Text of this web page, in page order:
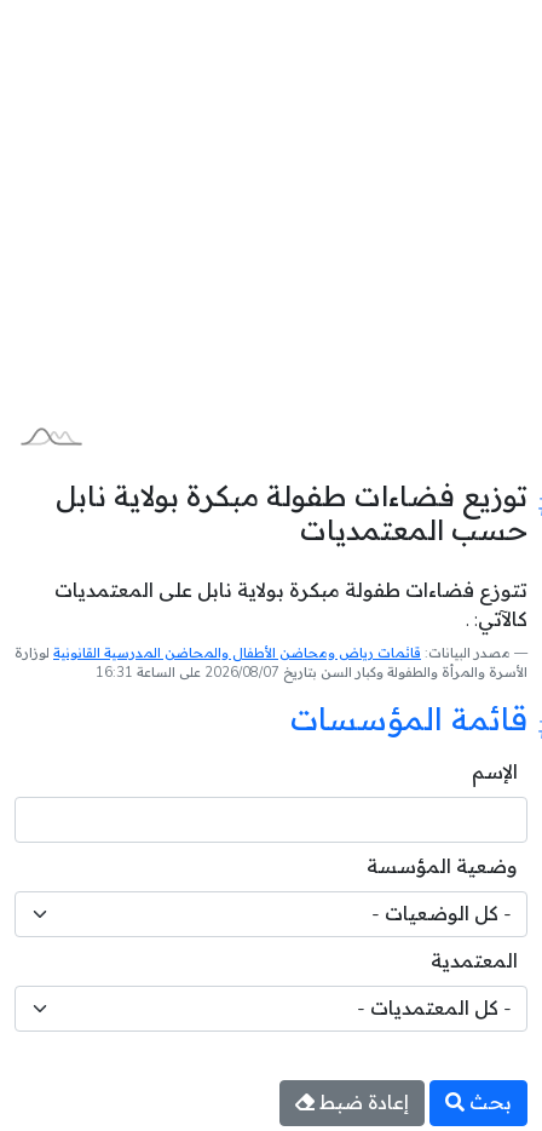
توزيع فضاءات طفولة مبكرة بولاية نابل
حسب المعتمديات
تتوزع فضاءات طفولة مبكرة بولاية نابل على المعتمديات
كالآتي: .
مصدر البيانات: قائمات رياض ومحاضن الأطفال والمحاضن المدرسية القانونية لوزارة
الأسرة والمرأة والطفولة وكبار السن بتاريخ 2026/08/07 على الساعة 16:31
قائمة المؤسسات
الإسم
وضعية المؤسسة
المعتمدية
بحث إعادة ضبط